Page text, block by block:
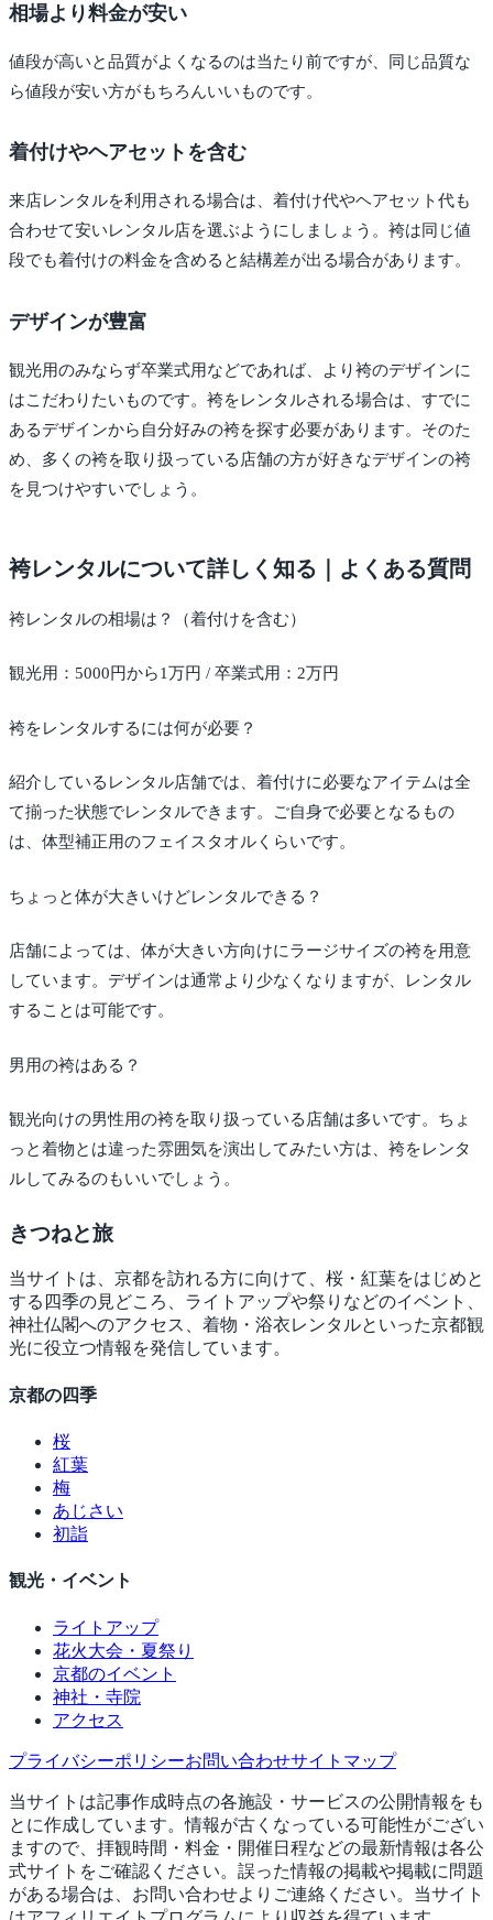
相場より料金が安い
値段が高いと品質がよくなるのは当たり前ですが、同じ品質な
ら値段が安い方がもちろんいいものです。
着付けやヘアセットを含む
来店レンタルを利用される場合は、着付け代やヘアセット代も
合わせて安いレンタル店を選ぶようにしましょう。袴は同じ値
段でも着付けの料金を含めると結構差が出る場合があります。
デザインが豊富
観光用のみならず卒業式用などであれば、より袴のデザインに
はこだわりたいものです。袴をレンタルされる場合は、すでに
あるデザインから自分好みの袴を探す必要があります。そのた
め、多くの袴を取り扱っている店舗の方が好きなデザインの袴
を見つけやすいでしょう。
袴レンタルについて詳しく知る｜よくある質問
袴レンタルの相場は？（着付けを含む）
観光用：5000円から1万円 / 卒業式用：2万円
袴をレンタルするには何が必要？
紹介しているレンタル店舗では、着付けに必要なアイテムは全
て揃った状態でレンタルできます。ご自身で必要となるもの
は、体型補正用のフェイスタオルくらいです。
ちょっと体が大きいけどレンタルできる？
店舗によっては、体が大きい方向けにラージサイズの袴を用意
しています。デザインは通常より少なくなりますが、レンタル
することは可能です。
男用の袴はある？
観光向けの男性用の袴を取り扱っている店舗は多いです。ちょ
っと着物とは違った雰囲気を演出してみたい方は、袴をレンタ
ルしてみるのもいいでしょう。
きつねと旅
当サイトは、京都を訪れる方に向けて、桜・紅葉をはじめと
する四季の見どころ、ライトアップや祭りなどのイベント、
神社仏閣へのアクセス、着物・浴衣レンタルといった京都観
光に役立つ情報を発信しています。
京都の四季
桜
紅葉
梅
あじさい
初詣
観光・イベント
ライトアップ
花火大会・夏祭り
京都のイベント
神社・寺院
アクセス
プライバシーポリシーお問い合わせサイトマップ
当サイトは記事作成時点の各施設・サービスの公開情報をも
とに作成しています。情報が古くなっている可能性がござい
ますので、拝観時間・料金・開催日程などの最新情報は各公
式サイトをご確認ください。誤った情報の掲載や掲載に問題
がある場合は、お問い合わせよりご連絡ください。当サイト